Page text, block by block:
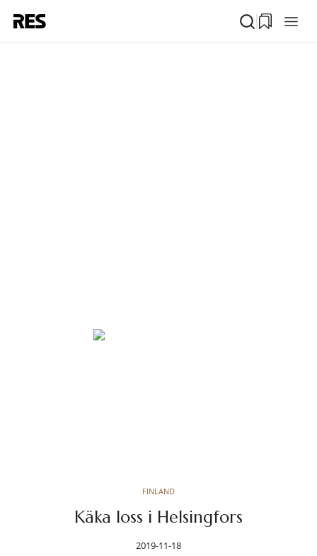
FINLAND
Käka loss i Helsingfors
2019-11-18